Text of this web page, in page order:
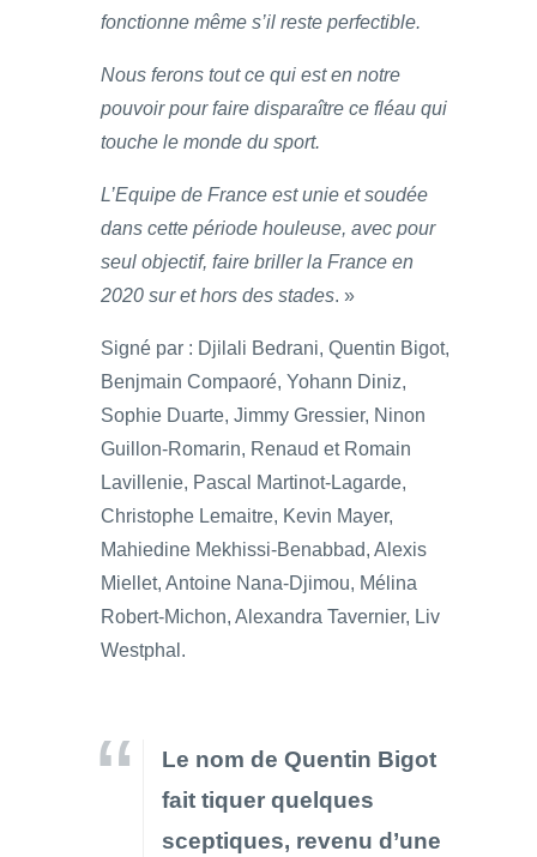
fonctionne même s’il reste perfectible.
Nous ferons tout ce qui est en notre
pouvoir pour faire disparaître ce fléau qui
touche le monde du sport.
L’Equipe de France est unie et soudée
dans cette période houleuse, avec pour
seul objectif, faire briller la France en
2020 sur et hors des stades. »
Signé par : Djilali Bedrani, Quentin Bigot,
Benjmain Compaoré, Yohann Diniz,
Sophie Duarte, Jimmy Gressier, Ninon
Guillon-Romarin, Renaud et Romain
Lavillenie, Pascal Martinot-Lagarde,
Christophe Lemaitre, Kevin Mayer,
Mahiedine Mekhissi-Benabbad, Alexis
Miellet, Antoine Nana-Djimou, Mélina
Robert-Michon, Alexandra Tavernier, Liv
Westphal.
Le nom de Quentin Bigot
fait tiquer quelques
sceptiques, revenu d’une